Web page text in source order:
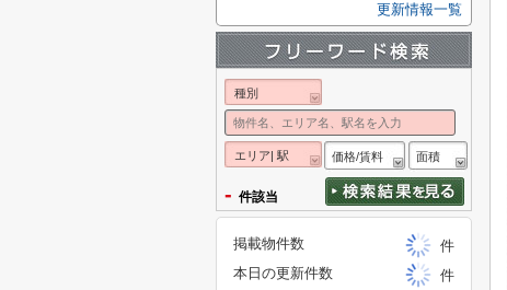
更新情報一覧
種別
エリア| 駅 価格/賃料 面積
- 件該当
掲載物件数
件
本日の更新件数
件